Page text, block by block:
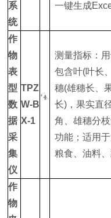
系
统
一键生成
作
物
表
型
数
据
采
集
仪
TPZ
W-B
X-1
测量指标：
包含叶(叶长
穗(雄穗长、
长)，果实直
角、雄穗分
功能；适用
粮食、油料
作
物